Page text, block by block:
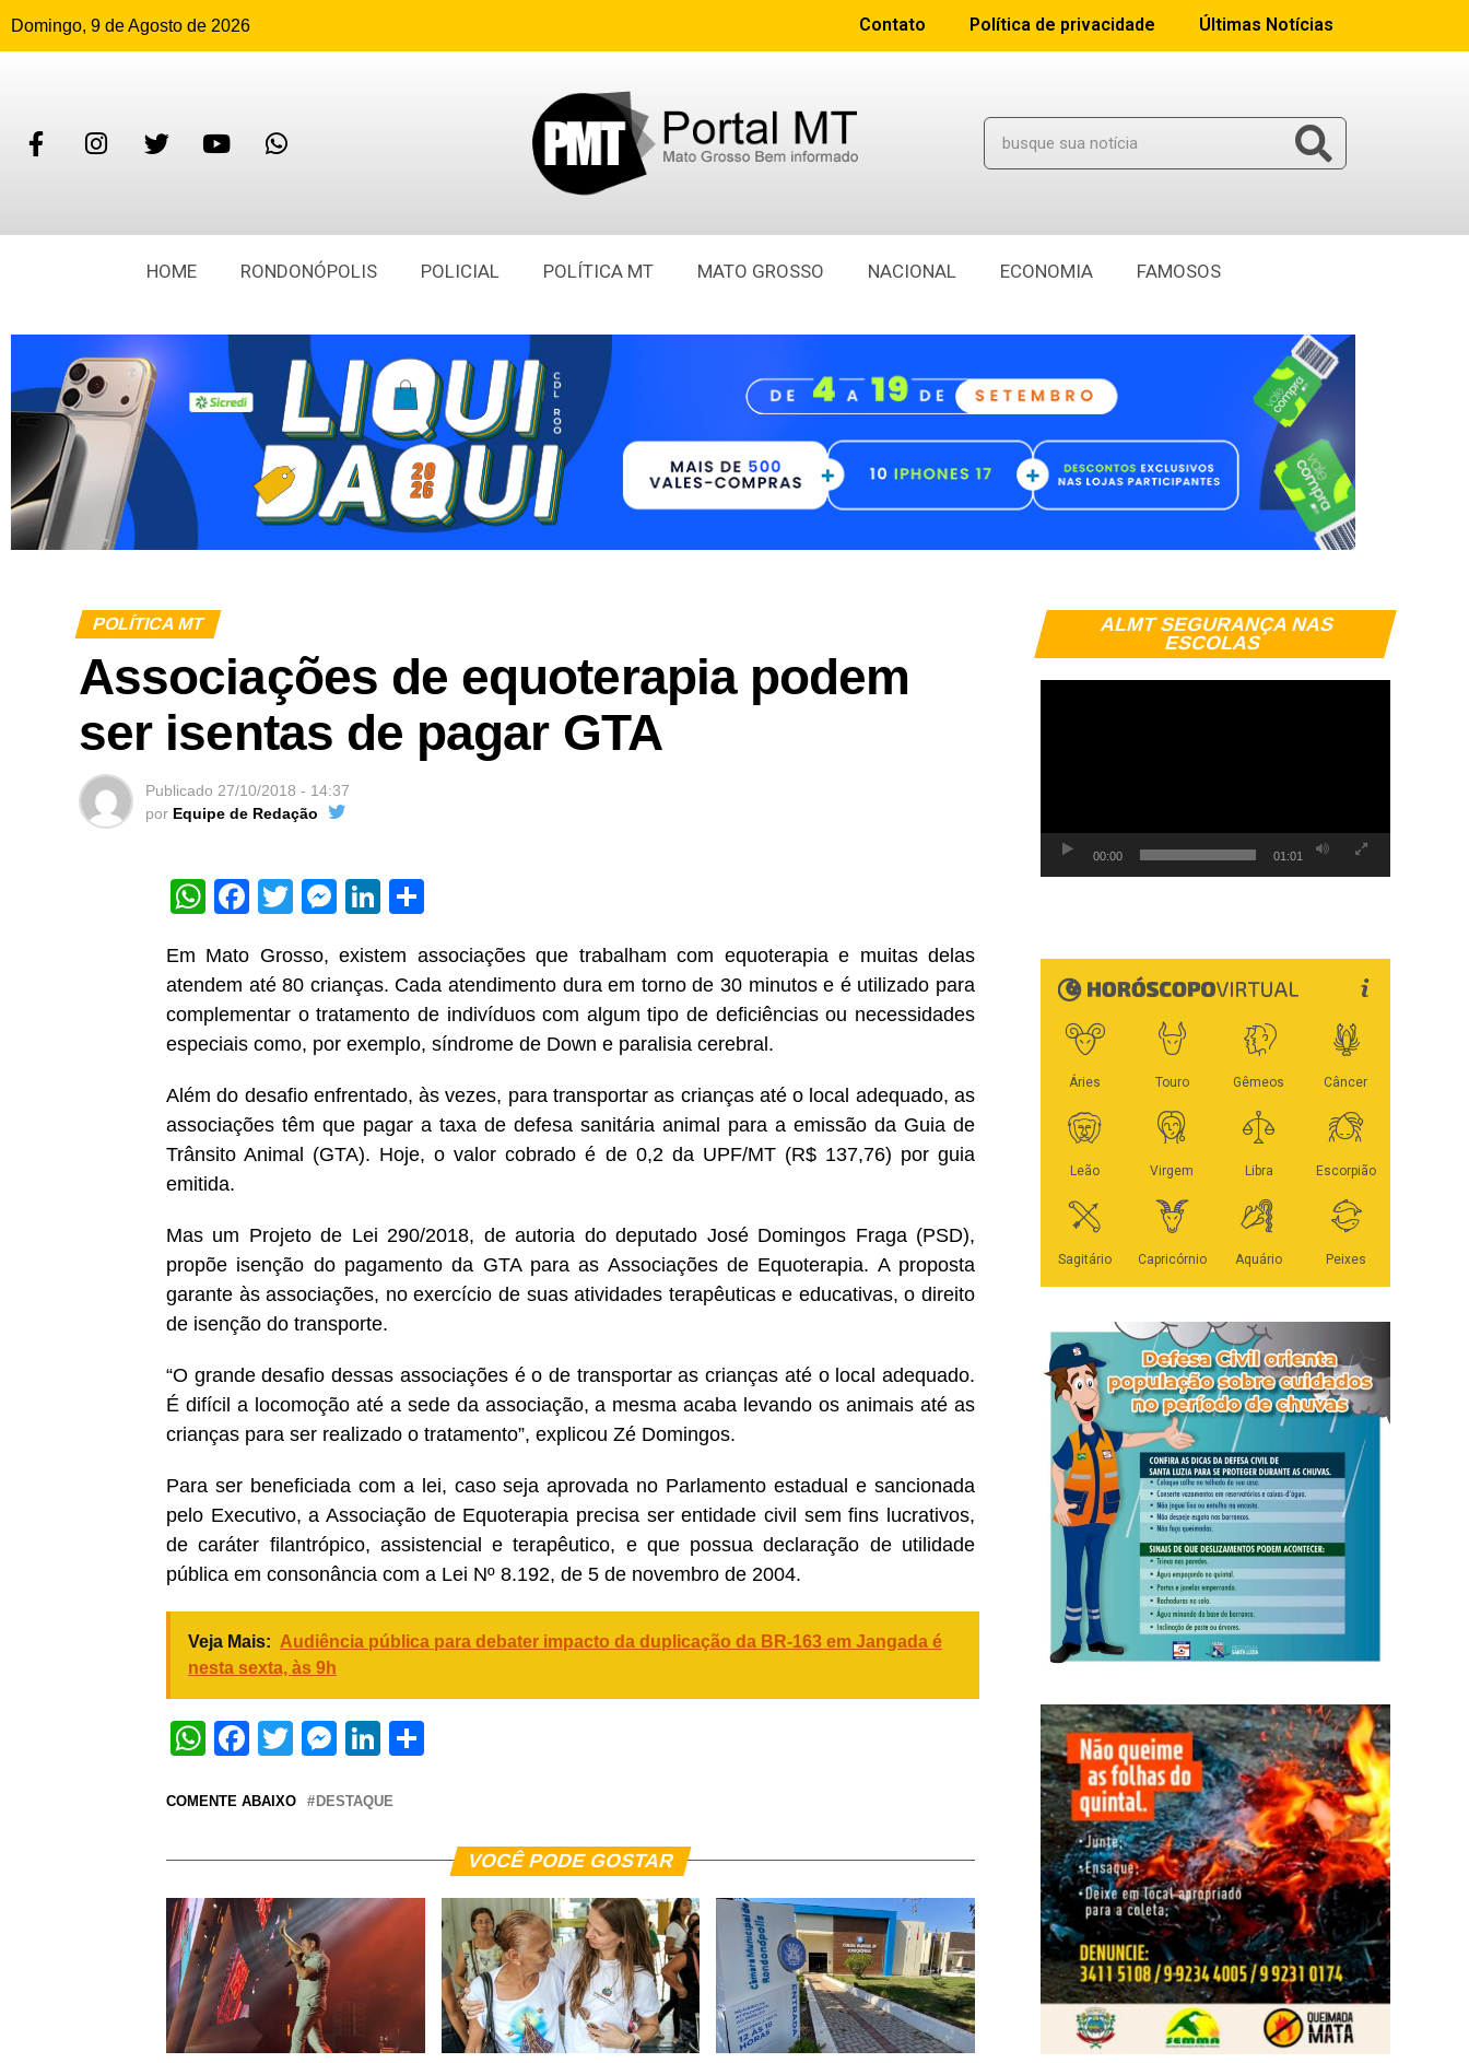
Domingo, 9 de Agosto de 2026 Contato Política de privacidade Últimas Notícias
HOME RONDONÓPOLIS POLICIAL POLÍTICA MT MATO GROSSO NACIONAL ECONOMIA FAMOSOS
POLÍTICA MT
Associações de equoterapia podem
ser isentas de pagar GTA
Publicado 27/10/2018 - 14:37
por Equipe de Redação
WhatsApp
Facebook
TwitterMessenger
LinkedIn
Em Mato Grosso, existem associações que trabalham com equoterapia e muitas delas
atendem até 80 crianças. Cada atendimento dura em torno de 30 minutos e é utilizado para
complementar o tratamento de indivíduos com algum tipo de deficiências ou necessidades
especiais como, por exemplo, síndrome de Down e paralisia cerebral.
Além do desafio enfrentado, às vezes, para transportar as crianças até o local adequado, as
associações têm que pagar a taxa de defesa sanitária animal para a emissão da Guia de
Trânsito Animal (GTA). Hoje, o valor cobrado é de 0,2 da UPF/MT (R$ 137,76) por guia
emitida.
Mas um Projeto de Lei 290/2018, de autoria do deputado José Domingos Fraga (PSD),
propõe isenção do pagamento da GTA para as Associações de Equoterapia. A proposta
garante às associações, no exercício de suas atividades terapêuticas e educativas, o direito
de isenção do transporte.
“O grande desafio dessas associações é o de transportar as crianças até o local adequado.
É difícil a locomoção até a sede da associação, a mesma acaba levando os animais até as
crianças para ser realizado o tratamento”, explicou Zé Domingos.
Para ser beneficiada com a lei, caso seja aprovada no Parlamento estadual e sancionada
pelo Executivo, a Associação de Equoterapia precisa ser entidade civil sem fins lucrativos,
de caráter filantrópico, assistencial e terapêutico, e que possua declaração de utilidade
pública em consonância com a Lei Nº 8.192, de 5 de novembro de 2004.
Veja Mais: Audiência pública para debater impacto da duplicação da BR-163 em Jangada é
nesta sexta, às 9h
WhatsApp
Facebook
TwitterMessenger
LinkedIn
COMENTE ABAIXO DESTAQUE
VOCÊ PODE GOSTAR
ALMT SEGURANÇA NAS
ESCOLAS
Tocador
de
00:00 01:01